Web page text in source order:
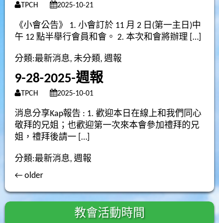
TPCH 2025-10-21
《小會公告》 1. 小會訂於 11 月 2 日(第一主日)中
午 12 點半舉行會員和會。 2. 本次和會將辦理 […]
分類:最新消息, 未分類, 週報
9-28-2025-週報
TPCH 2025-10-01
消息分享Kap報告 : 1. 歡迎本日在線上和我們同心
敬拜的兄姐；也歡迎第一次來本會參加禮拜的兄
姐，禮拜後請一 […]
分類:最新消息, 週報
← older
教會活動時間